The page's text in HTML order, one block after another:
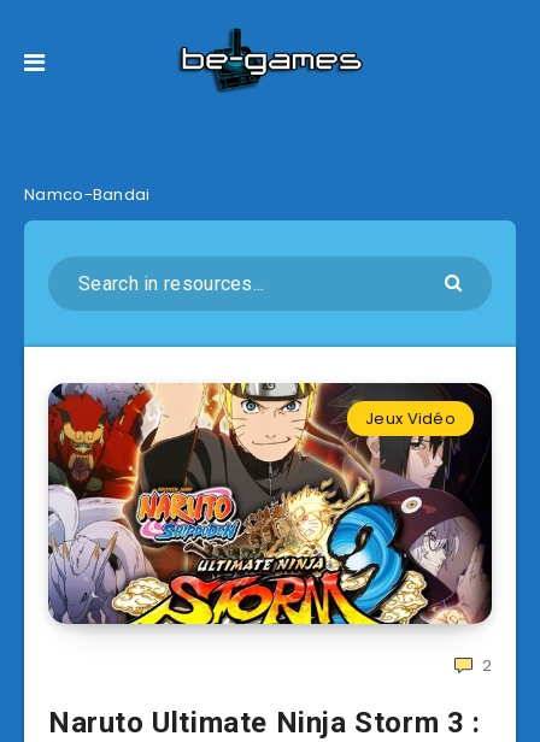
Namco-Bandai
Jeux Vidéo
2
Naruto Ultimate Ninja Storm 3 :